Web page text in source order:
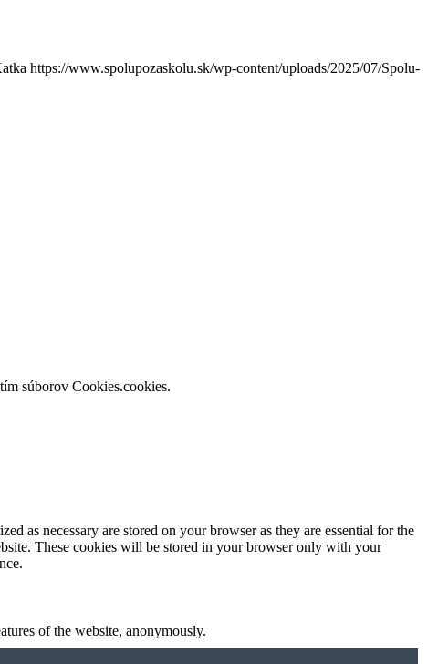
https://www.spolupozaskolu.sk/wp-content/uploads/2025/07/Spolu-
súborov Cookies.cookies.
as necessary are stored on your browser as they are essential for the
These cookies will be stored in your browser only with your
of the website, anonymously.